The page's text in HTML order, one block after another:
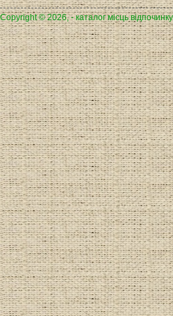
Copyright © 2026, - каталог місць